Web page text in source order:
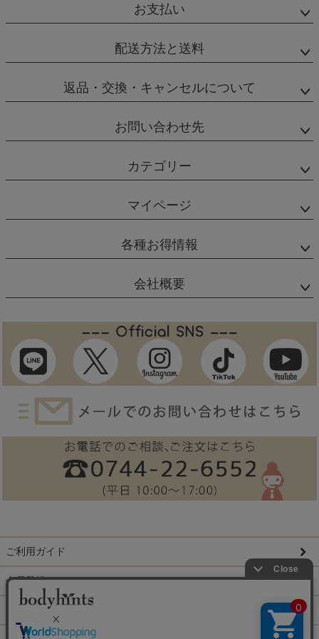
お支払い
配送方法と送料
返品・交換・キャンセルについて
お問い合わせ先
カテゴリー
マイページ
各種お得情報
会社概要
ご利用ガイド
会員登録